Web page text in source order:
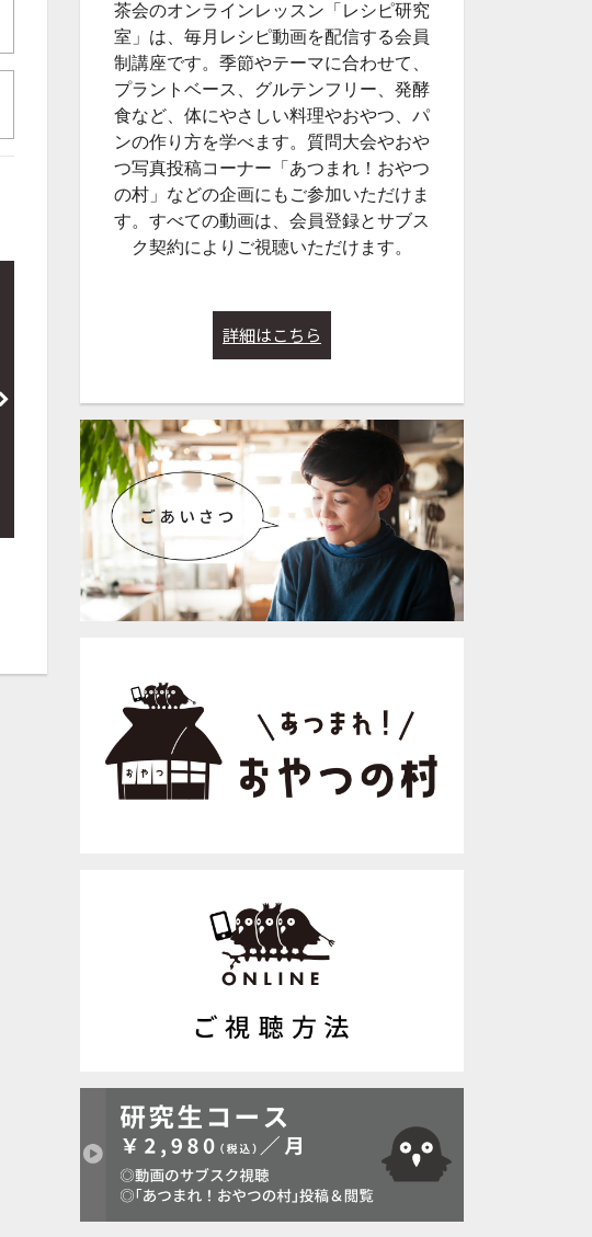
Lesson#247【春はにんじん
パンを焼こう！（Gluten-fr
ee）】2026年3月21日配信
Lesson#241【新春生配信・
りんごドーナツ揚げ！（Glu
ten-free）】2026年1月3日
配信
サブスク
茶会のオンラインレッスン「レシピ研究
室」は、毎月レシピ動画を配信する会員
制講座です。季節やテーマに合わせて、
プラントベース、グルテンフリー、発酵
食など、体にやさしい料理やおやつ、パ
ンの作り方を学べます。質問大会やおや
つ写真投稿コーナー「あつまれ！おやつ
の村」などの企画にもご参加いただけま
す。すべての動画は、会員登録とサブス
ク契約によりご視聴いただけます。
詳細はこちら